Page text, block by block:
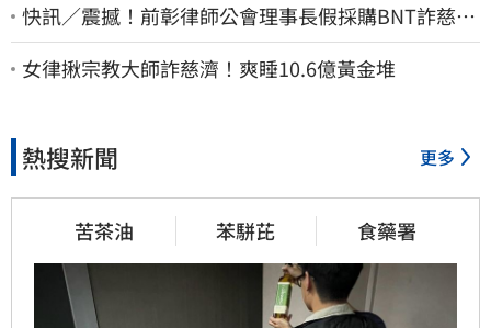
快訊／震撼！前彰律師公會理事長假採購BNT詐慈濟
10億、洗錢囤232kg黃金
女律揪宗教大師詐慈濟！爽睡10.6億黃金堆
熱搜新聞 更多
苦茶油 苯駢芘 食藥署